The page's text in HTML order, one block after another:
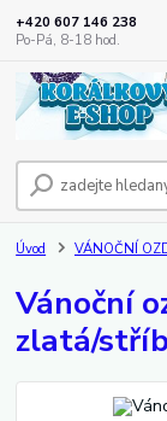
+420 607 146 238
Po-Pá, 8-18 hod.
Úvod VÁNOČNÍ
Vánoční
zlatá/